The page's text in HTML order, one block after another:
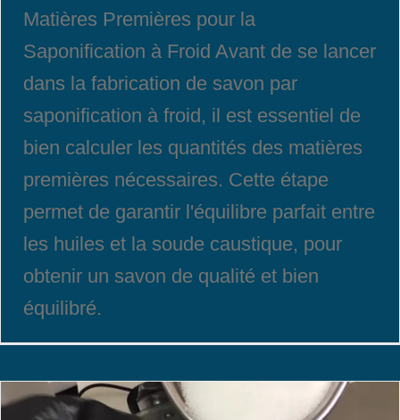
Matières Premières pour la
Saponification à Froid Avant de se lancer
dans la fabrication de savon par
saponification à froid, il est essentiel de
bien calculer les quantités des matières
premières nécessaires. Cette étape
permet de garantir l'équilibre parfait entre
les huiles et la soude caustique, pour
obtenir un savon de qualité et bien
équilibré.